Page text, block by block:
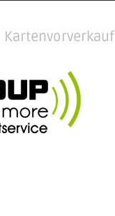
Kartenvorverkauf